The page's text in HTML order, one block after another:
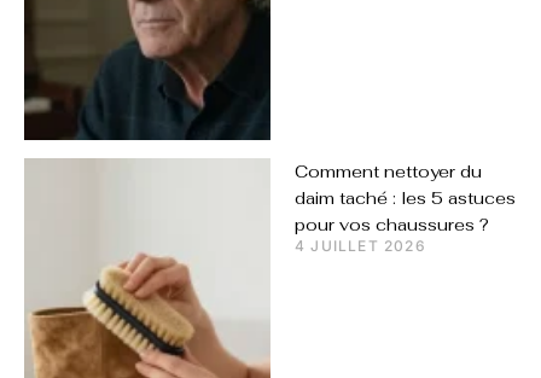
Comment nettoyer du
daim taché : les 5 astuces
pour vos chaussures ?
4 JUILLET 2026